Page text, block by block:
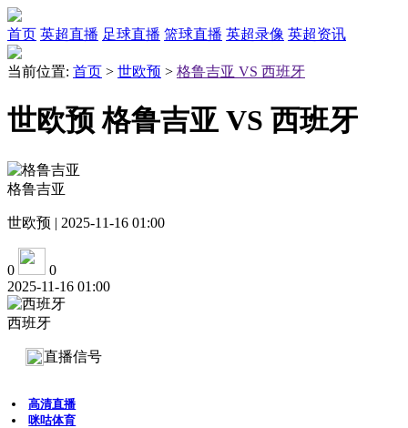
首页 英超直播 足球直播 篮球直播 英超录像 英超资讯
当前位置: 首页 > 世欧预 > 格鲁吉亚 VS 西班牙
世欧预 格鲁吉亚 VS 西班牙
格鲁吉亚
世欧预 | 2025-11-16 01:00
0
0
2025-11-16 01:00
西班牙
直播信号
高清直播
咪咕体育